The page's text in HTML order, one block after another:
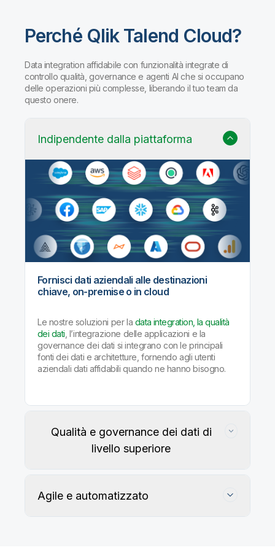
Perché Qlik Talend Cloud?
Data integration affidabile con funzionalità integrate di
controllo qualità, governance e agenti AI che si occupano
delle operazioni più complesse, liberando il tuo team da
questo onere.
Indipendente dalla piattaforma
Fornisci dati aziendali alle destinazioni
chiave, on-premise o in cloud
Le nostre soluzioni per la data integration, la qualità
dei dati , l’integrazione delle applicazioni e la
governance dei dati si integrano con le principali
fonti dei dati e architetture, fornendo agli utenti
aziendali dati affidabili quando ne hanno bisogno.
Qualità e governance dei dati di
livello superiore
Agile e automatizzato